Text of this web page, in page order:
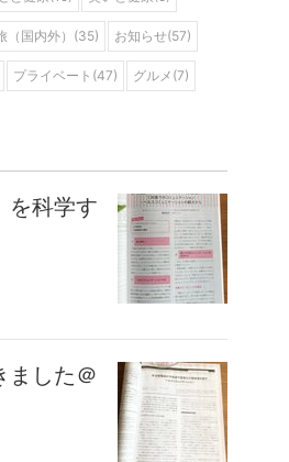
（国内外）(35) お知らせ(57)
プライベート(47) グルメ(7)
を科学す
ました＠